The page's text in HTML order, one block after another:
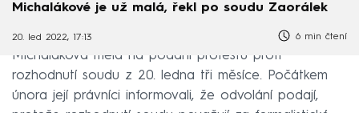
Michalákové je už malá, řekl po soudu Zaorálek
20. led 2022, 17:13 6 min čtení
Michaláková měla na podání protestu proti
rozhodnutí soudu z 20. ledna tři měsíce. Počátkem
února její právníci informovali, že odvolání podají,